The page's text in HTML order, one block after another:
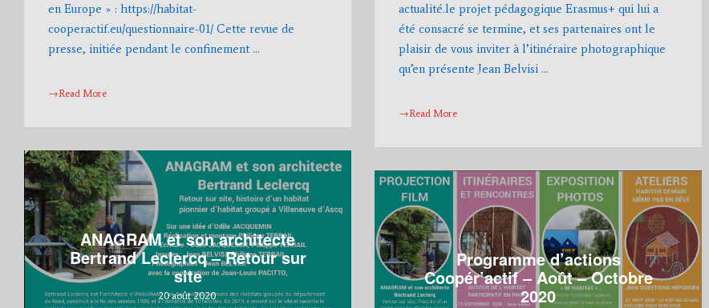
en Europe » : https://habitat-
cooperactif.eu/questionnaire-01/ Cette revue de
presse, initiée pendant le confinement …
→Read More
actualité.le projet pédagogique Erasmus+ qui lui a
été consacré se termine, et ses partenaires ont le
plaisir de vous inviter à l’itinéraire photographique
qu’en présente Jean Belvisi …
→Read More
ANAGRAM et son architecte
Bertrand Leclercq – Retour sur
site
20 août 2020
Programme d’actions
Coopér’actif – Août – Octobre
2020